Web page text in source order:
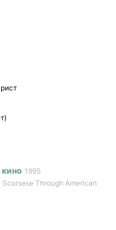
1995
Through American